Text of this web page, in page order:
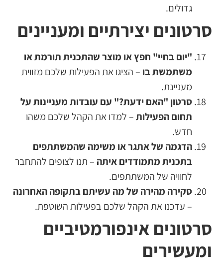
גדולים.
סרטונים יצירתיים ומעניינים
"יום בחיי" חפץ או מוצר שהתכנית תורמת או
משתמשת בו – הציגו את הפעילות שלכם מזווית
מעניינת.
סרטון "האם ידעת?" עם עובדות מעניינות על
תחום הפעילות– למדו את הקהל שלכם משהו
חדש.
הדגמה של אתגר או משימה שהמשתתפים
בתכנית מתמודדים איתה – תנו לצופים להתחבר
לחוויה של המשתתפים.
סקירה מהירה של מה עשיתם בתקופה האחרונה
– עדכנו את הקהל שלכם בפעילות השוטפת.
סרטונים אינפורמטיביים
ומעשירים